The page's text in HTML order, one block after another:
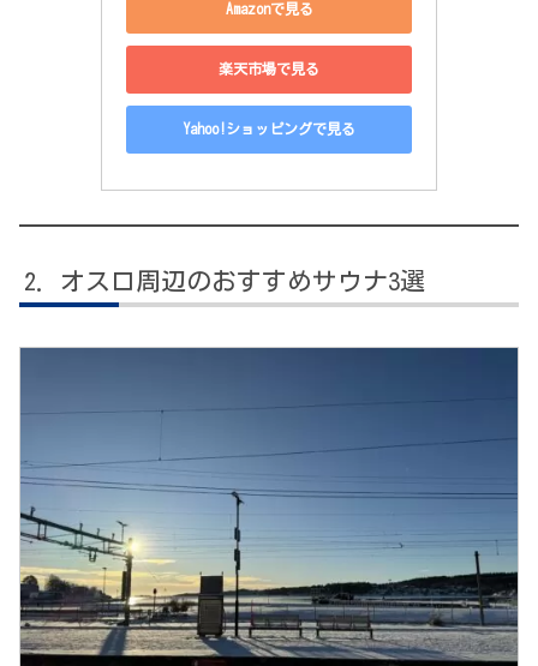
Amazonで見る
楽天市場で見る
Yahoo!ショッピングで見る
オスロ周辺のおすすめサウナ3選